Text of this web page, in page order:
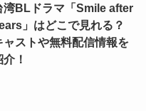
湾BLドラマ「Smile after
」はどこで見れる？
ャストや無料配信情報を
介！